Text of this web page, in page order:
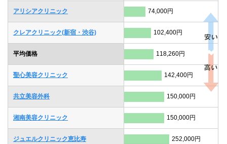
アリシアクリニック 74,000円
クレアクリニック(新宿・渋谷) 102,400円
平均価格 118,260円
聖心美容クリニック 142,400円
共立美容外科 150,000円
湘南美容クリニック 150,000円
ジュエルクリニック恵比寿 252,000円